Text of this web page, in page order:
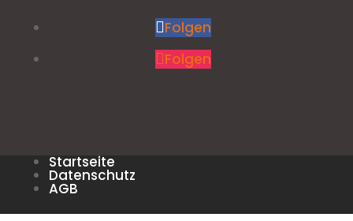
Folgen
Folgen
Startseite
Datenschutz
AGB